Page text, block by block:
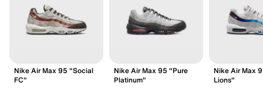
Nike Air Max 95 "Social
FC"
Nike Air Max 95 "Pure
Platinum"
Nike Air Max
Lions"